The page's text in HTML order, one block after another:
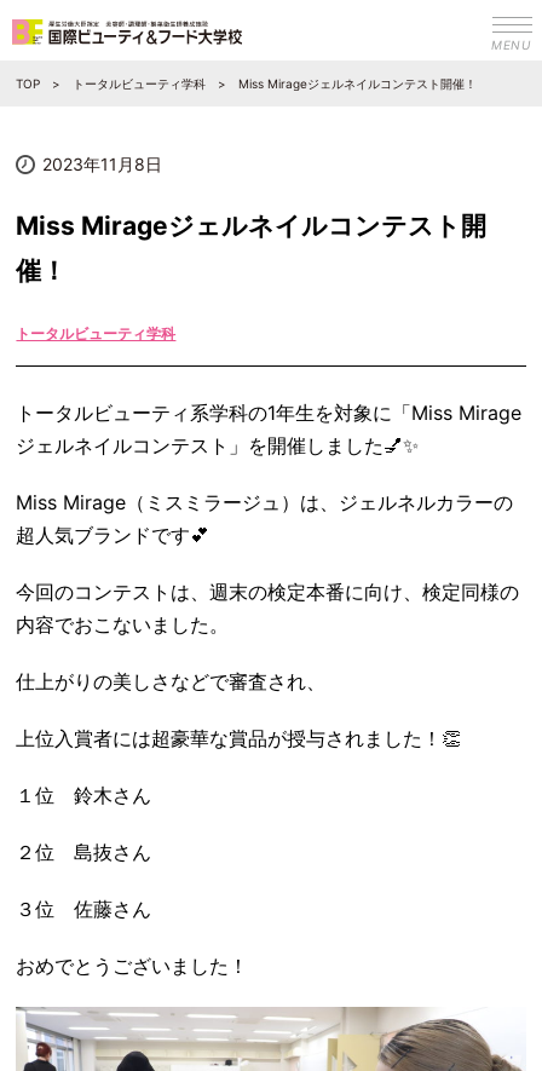
TOP トータルビューティ学科 Miss Mirageジェルネイルコンテスト開催！
2023年11月8日
Miss Mirageジェルネイルコンテスト開
催！
トータルビューティ学科
トータルビューティ系学科の1年生を対象に「Miss Mirage
ジェルネイルコンテスト」を開催しました💅✨
Miss Mirage（ミスミラージュ）は、ジェルネルカラーの
超人気ブランドです💕
今回のコンテストは、週末の検定本番に向け、検定同様の
内容でおこないました。
仕上がりの美しさなどで審査され、
上位入賞者には超豪華な賞品が授与されました！👏
１位 鈴木さん
２位 島抜さん
３位 佐藤さん
おめでとうございました！
MENU